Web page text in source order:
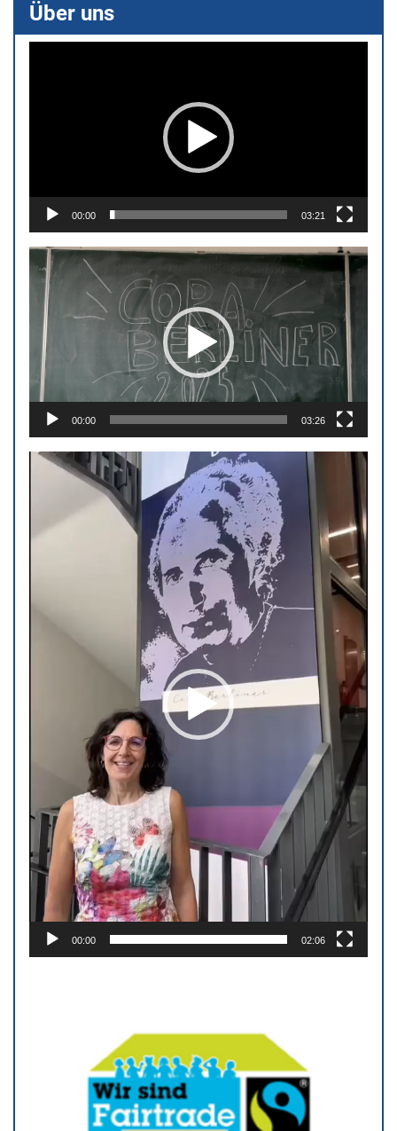
Über uns
00:00 03:21
Video-
Player
00:00 03:26
Video-
00:00 02:06